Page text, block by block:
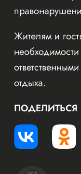
Жителям и
отдыха.